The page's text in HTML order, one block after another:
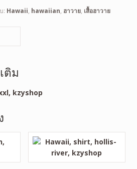
: Hawaii, hawaiian, ฮาวาย, เสื้อฮาวาย
ติม